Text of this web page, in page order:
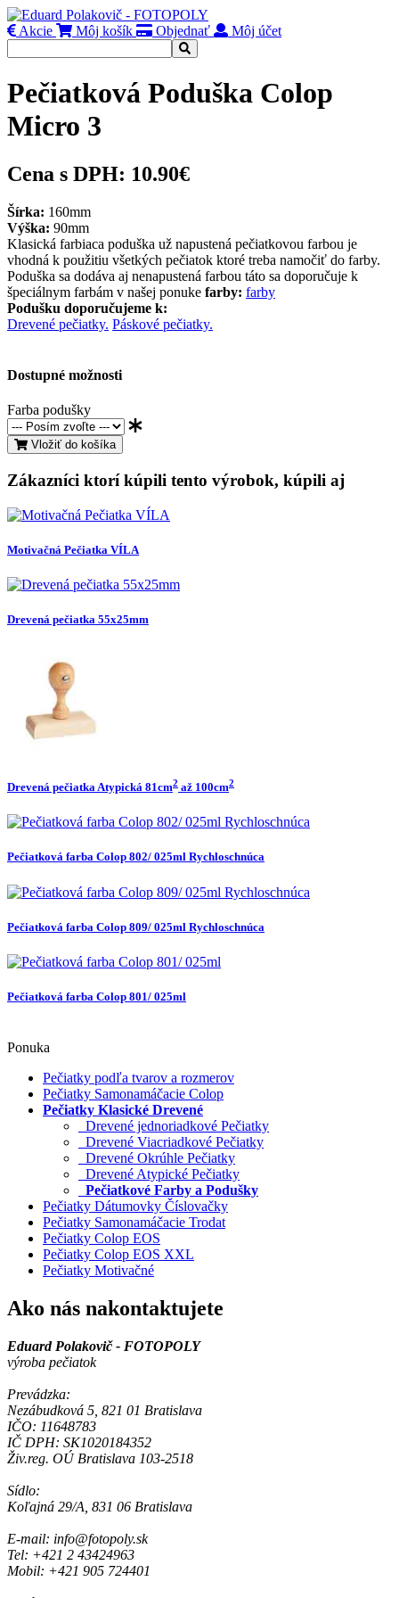
Akcie Môj košík Objednať Môj účet
Pečiatková Poduška Colop
Micro 3
Cena s DPH: 10.90€
Šírka: 160mm
Výška: 90mm
Klasická farbiaca poduška už napustená pečiatkovou farbou je
vhodná k použitiu všetkých pečiatok ktoré treba namočiť do farby.
Poduška sa dodáva aj nenapustená farbou táto sa doporučuje k
špeciálnym farbám v našej ponuke farby: farby
Podušku doporučujeme k:
Drevené pečiatky. Páskové pečiatky.
Dostupné možnosti
Farba podušky
Vložiť do košíka
Zákazníci ktorí kúpili tento výrobok, kúpili aj
Motivačná Pečiatka VÍLA
Drevená pečiatka 55x25mm
Drevená pečiatka Atypická 81cm2 až 100cm2
Pečiatková farba Colop 802/ 025ml Rychloschnúca
Pečiatková farba Colop 809/ 025ml Rychloschnúca
Pečiatková farba Colop 801/ 025ml
Ponuka
Pečiatky podľa tvarov a rozmerov
Pečiatky Samonamáčacie Colop
Pečiatky Klasické Drevené
Drevené jednoriadkové Pečiatky
Drevené Viacriadkové Pečiatky
Drevené Okrúhle Pečiatky
Drevené Atypické Pečiatky
Pečiatkové Farby a Podušky
Pečiatky Dátumovky Číslovačky
Pečiatky Samonamáčacie Trodat
Pečiatky Colop EOS
Pečiatky Colop EOS XXL
Pečiatky Motivačné
Ako nás nakontaktujete
Eduard Polakovič - FOTOPOLY
výroba pečiatok
Prevádzka:
Nezábudková 5, 821 01 Bratislava
IČO: 11648783
IČ DPH: SK1020184352
Živ.reg. OÚ Bratislava 103-2518
Sídlo:
Koľajná 29/A, 831 06 Bratislava
E-mail: info@fotopoly.sk
Tel: +421 2 43424963
Mobil: +421 905 724401